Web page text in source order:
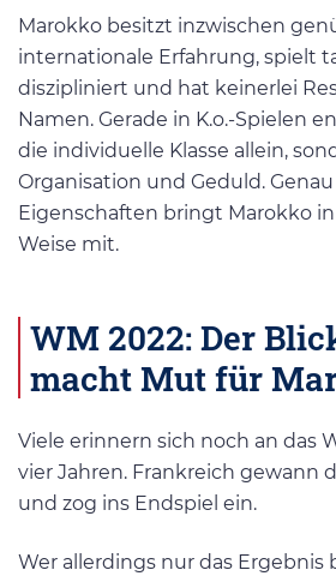
Marokko besitzt inzwischen
internationale Erfahrung, spielt
diszipliniert und hat keinerlei
Namen. Gerade in K.o.-Spielen
die individuelle Klasse allein,
Organisation und Geduld.
Eigenschaften bringt Marokko
Weise mit.
WM 2022: Der
macht Mut für
Viele erinnern sich noch an das
vier Jahren. Frankreich gewann
und zog ins Endspiel ein.
Wer allerdings nur das Ergebnis